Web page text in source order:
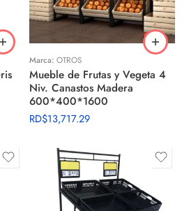
Marca: OTROS
Mueble de Frutas y Vegeta 4
Niv. Canastos Madera
600*400*1600
RD$13,717.29